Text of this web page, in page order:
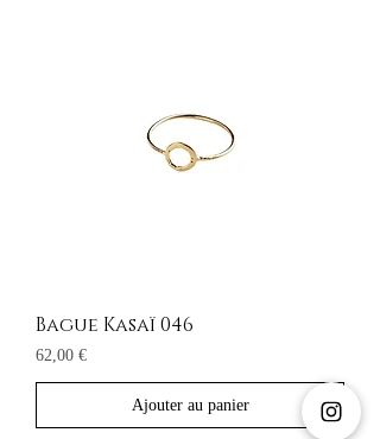
Bague Kasaï 046
Prix
62,00 €
Ajouter au panier